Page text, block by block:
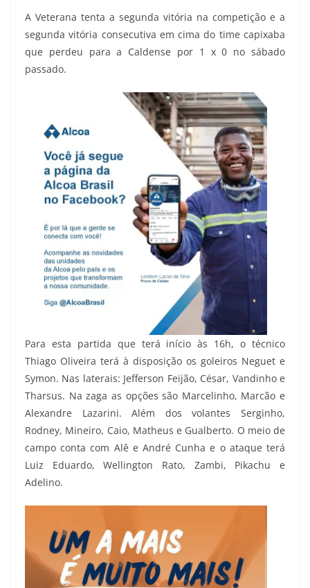
A Veterana tenta a segunda vitória na competição e a
segunda vitória consecutiva em cima do time capixaba
que perdeu para a Caldense por 1 x 0 no sábado
passado.
Para esta partida que terá início às 16h, o técnico
Thiago Oliveira terá à disposição os goleiros Neguet e
Symon. Nas laterais: Jefferson Feijão, César, Vandinho e
Tharsus. Na zaga as opções são Marcelinho, Marcão e
Alexandre Lazarini. Além dos volantes Serginho,
Rodney, Mineiro, Caio, Matheus e Gualberto. O meio de
campo conta com Alê e André Cunha e o ataque terá
Luiz Eduardo, Wellington Rato, Zambi, Pikachu e
Adelino.